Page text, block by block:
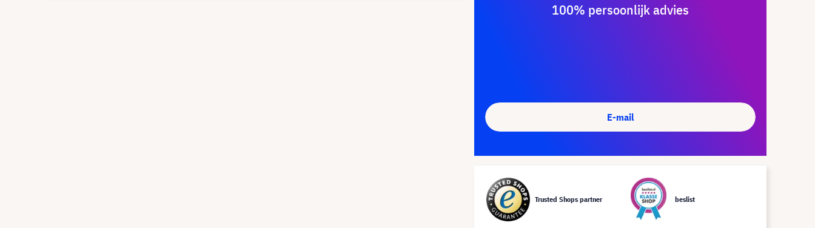
100% persoonlijk advies
E-mail
Trusted Shops partner beslist